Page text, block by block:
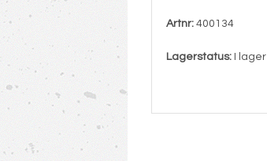
Artnr: 400134
Lagerstatus: I lager